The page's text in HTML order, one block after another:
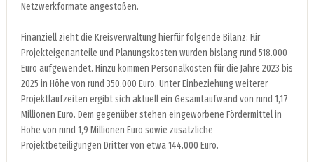
Netzwerkformate angestoßen.
Finanziell zieht die Kreisverwaltung hierfür folgende Bilanz: Für
Projekteigenanteile und Planungskosten wurden bislang rund 518.000
Euro aufgewendet. Hinzu kommen Personalkosten für die Jahre 2023 bis
2025 in Höhe von rund 350.000 Euro. Unter Einbeziehung weiterer
Projektlaufzeiten ergibt sich aktuell ein Gesamtaufwand von rund 1,17
Millionen Euro. Dem gegenüber stehen eingeworbene Fördermittel in
Höhe von rund 1,9 Millionen Euro sowie zusätzliche
Projektbeteiligungen Dritter von etwa 144.000 Euro.